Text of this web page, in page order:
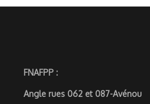
FNAFPP :
Angle rues 062 et 087-Avénou